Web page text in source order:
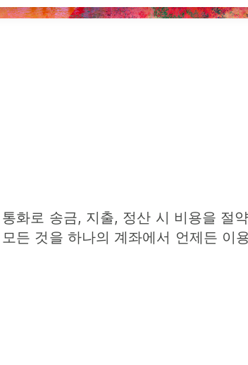
화로 송금, 지출, 정산 시 비용을 절
든 것을 하나의 계좌에서 언제든 이